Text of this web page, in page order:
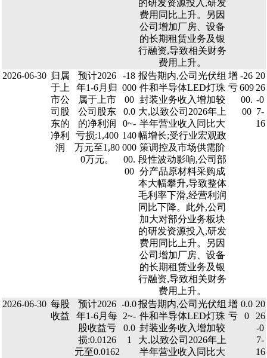
的研发资源投入,研发
费用同比上升。另因
公司增加厂房、设备
的长期租赁业务及银
行融资,导致相关财务
费用上升。
2026-06-30 归属
于上
市公
司股
东的
净利
润
预计2026
年1-6月归
属于上市
公司股东
的净利润
亏损:1,400
万元至1,80
0万元。
-18
000
00
0.0
0~-
140
000
00.
00
报告期内,公司光伏组
件和半导体LED灯珠
封装业务收入增加较
大,以致公司2026年上
半年营业收入同比大
幅增长;受行业宏观政
策调控及市场供需阶
段性波动影响,公司部
分产品原材料采购成
本大幅攀升,导致整体
毛利率下滑,经营利润
同比下降。此外,公司
加大对部分业务板块
的研发资源投入,研发
费用同比上升。另因
公司增加厂房、设备
的长期租赁业务及银
行融资,导致相关财务
费用上升。
增
亏
-26
609
00.
00
20
26
-0
7-
16
2026-06-30 每股
收益
预计2026
年1-6月每
股收益亏
损:0.0126
元至0.0162
-0.0
2~-
0.0
1
报告期内,公司光伏组
件和半导体LED灯珠
封装业务收入增加较
大,以致公司2026年上
半年营业收入同比大
增
亏
0.0
0
20
26
-0
7-
16